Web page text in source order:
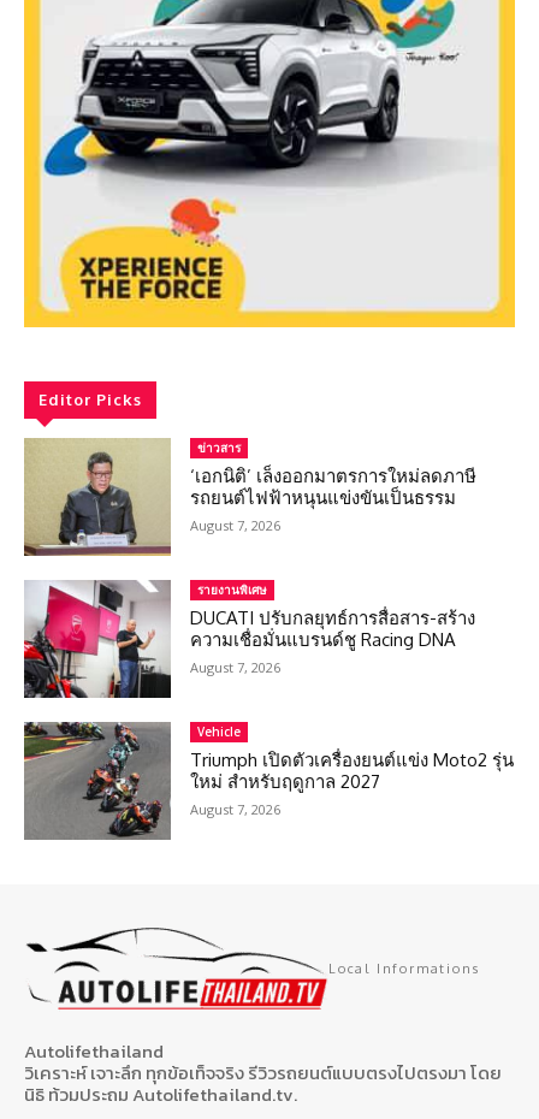
Editor Picks
ข่าวสาร
‘เอกนิติ’ เล็งออกมาตรการใหม่ลดภาษี
รถยนต์ไฟฟ้าหนุนแข่งขันเป็นธรรม
August 7, 2026
รายงานพิเศษ
DUCATI ปรับกลยุทธ์การสื่อสาร-สร้าง
ความเชื่อมั่นแบรนด์ชู Racing DNA
August 7, 2026
Vehicle
Triumph เปิดตัวเครื่องยนต์แข่ง Moto2 รุ่น
ใหม่ สำหรับฤดูกาล 2027
August 7, 2026
Local Informations
Autolifethailand
วิเคราะห์ เจาะลึก ทุกข้อเท็จจริง รีวิวรถยนต์แบบตรงไปตรงมา โดย
นิธิ ท้วมประถม Autolifethailand.tv.